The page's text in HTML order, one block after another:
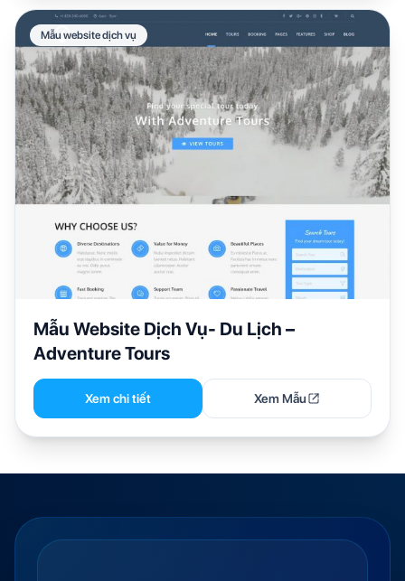
Mẫu website dịch vụ
Mẫu Website Dịch Vụ- Du Lịch –
Adventure Tours
Xem chi tiết Xem Mẫu